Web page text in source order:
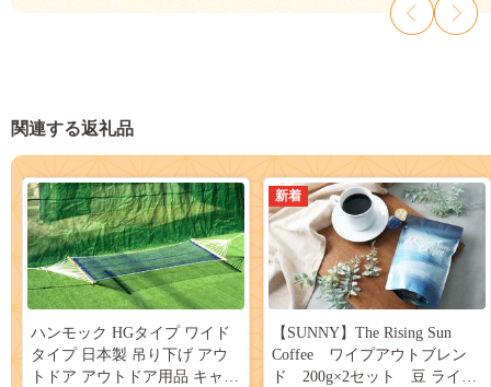
関連する返礼品
ハンモック HGタイプ ワイド
タイプ 日本製 吊り下げ アウ
トドア アウトドア用品 キャン
新着
【SUNNY】The Rising Sun
Coffee ワイプアウトブレン
ド 200g×2セット 豆 ライジ